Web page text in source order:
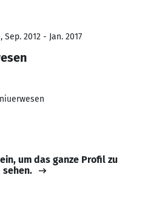
2012 - Jan. 2017
um das ganze Profil zu
sehen.